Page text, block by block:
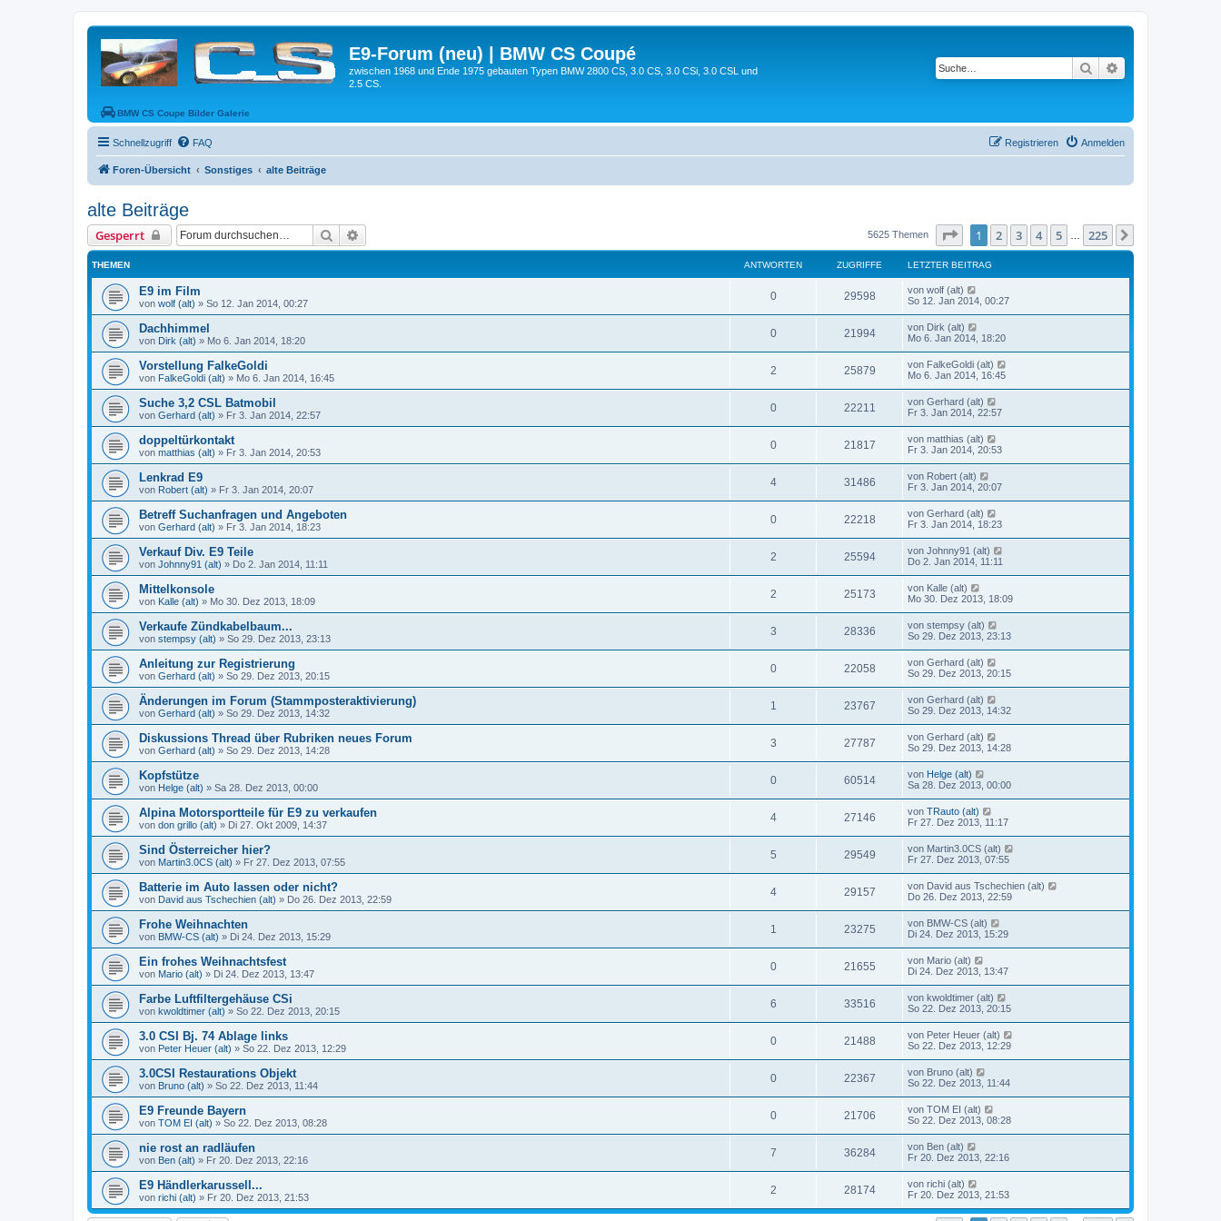
E9-Forum (neu) | BMW CS Coupé
zwischen 1968 und Ende 1975 gebauten Typen BMW 2800 CS, 3.0 CS, 3.0 CSi, 3.0 CSL und
2.5 CS.
BMW CS Coupe Bilder Galerie
Suche
Schnellzugriff FAQ Anmelden
Registrieren
Foren-Übersicht Sonstiges alte Beiträge
alte Beiträge
Gesperrt Suche 5625 Themen Seite von225
1 2 3 4 5 225
THEMEN ANTWORTEN ZUGRIFFE LETZTER BEITRAG
E9 im Film
von wolf (alt) » So 12. Jan 2014, 00:27
0 29598 von wolf (alt)
So 12. Jan 2014, 00:27
Dachhimmel
von Dirk (alt) » Mo 6. Jan 2014, 18:20
0 21994 von Dirk (alt)
Mo 6. Jan 2014, 18:20
Vorstellung FalkeGoldi
von FalkeGoldi (alt) » Mo 6. Jan 2014, 16:45
2 25879 von FalkeGoldi (alt)
Mo 6. Jan 2014, 16:45
Suche 3,2 CSL Batmobil
von Gerhard (alt) » Fr 3. Jan 2014, 22:57
0 22211 von Gerhard (alt)
Fr 3. Jan 2014, 22:57
doppeltürkontakt
von matthias (alt) » Fr 3. Jan 2014, 20:53
0 21817 von matthias (alt)
Fr 3. Jan 2014, 20:53
Lenkrad E9
von Robert (alt) » Fr 3. Jan 2014, 20:07
4 31486 von Robert (alt)
Fr 3. Jan 2014, 20:07
Betreff Suchanfragen und Angeboten
von Gerhard (alt) » Fr 3. Jan 2014, 18:23
0 22218 von Gerhard (alt)
Fr 3. Jan 2014, 18:23
Verkauf Div. E9 Teile
von Johnny91 (alt) » Do 2. Jan 2014, 11:11
2 25594 von Johnny91 (alt)
Do 2. Jan 2014, 11:11
Mittelkonsole
von Kalle (alt) » Mo 30. Dez 2013, 18:09
2 25173 von Kalle (alt)
Mo 30. Dez 2013, 18:09
Verkaufe Zündkabelbaum...
von stempsy (alt) » So 29. Dez 2013, 23:13
3 28336 von stempsy (alt)
So 29. Dez 2013, 23:13
Anleitung zur Registrierung
von Gerhard (alt) » So 29. Dez 2013, 20:15
0 22058 von Gerhard (alt)
So 29. Dez 2013, 20:15
Änderungen im Forum (Stammposteraktivierung)
von Gerhard (alt) » So 29. Dez 2013, 14:32
1 23767 von Gerhard (alt)
So 29. Dez 2013, 14:32
Diskussions Thread über Rubriken neues Forum
von Gerhard (alt) » So 29. Dez 2013, 14:28
3 27787 von Gerhard (alt)
So 29. Dez 2013, 14:28
Kopfstütze
von Helge (alt) » Sa 28. Dez 2013, 00:00
0 60514 von Helge (alt)
Sa 28. Dez 2013, 00:00
Alpina Motorsportteile für E9 zu verkaufen
von don grillo (alt) » Di 27. Okt 2009, 14:37
4 27146 von TRauto (alt)
Fr 27. Dez 2013, 11:17
Sind Österreicher hier?
von Martin3.0CS (alt) » Fr 27. Dez 2013, 07:55
5 29549 von Martin3.0CS (alt)
Fr 27. Dez 2013, 07:55
Batterie im Auto lassen oder nicht?
von David aus Tschechien (alt) » Do 26. Dez 2013, 22:59
4 29157 von David aus Tschechien (alt)
Do 26. Dez 2013, 22:59
Frohe Weihnachten
von BMW-CS (alt) » Di 24. Dez 2013, 15:29
1 23275 von BMW-CS (alt)
Di 24. Dez 2013, 15:29
Ein frohes Weihnachtsfest
von Mario (alt) » Di 24. Dez 2013, 13:47
0 21655 von Mario (alt)
Di 24. Dez 2013, 13:47
Farbe Luftfiltergehäuse CSi
von kwoldtimer (alt) » So 22. Dez 2013, 20:15
6 33516 von kwoldtimer (alt)
So 22. Dez 2013, 20:15
3.0 CSI Bj. 74 Ablage links
von Peter Heuer (alt) » So 22. Dez 2013, 12:29
0 21488 von Peter Heuer (alt)
So 22. Dez 2013, 12:29
3.0CSI Restaurations Objekt
von Bruno (alt) » So 22. Dez 2013, 11:44
0 22367 von Bruno (alt)
So 22. Dez 2013, 11:44
E9 Freunde Bayern
von TOM EI (alt) » So 22. Dez 2013, 08:28
0 21706 von TOM EI (alt)
So 22. Dez 2013, 08:28
nie rost an radläufen
von Ben (alt) » Fr 20. Dez 2013, 22:16
7 36284 von Ben (alt)
Fr 20. Dez 2013, 22:16
E9 Händlerkarussell...
von richi (alt) » Fr 20. Dez 2013, 21:53
2 28174 von richi (alt)
Fr 20. Dez 2013, 21:53